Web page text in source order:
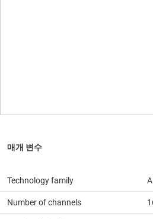
Technology family
Number of channels